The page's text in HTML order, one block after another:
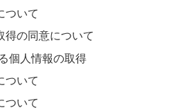
ついて
得の同意について
個人情報の取得
ついて
ついて